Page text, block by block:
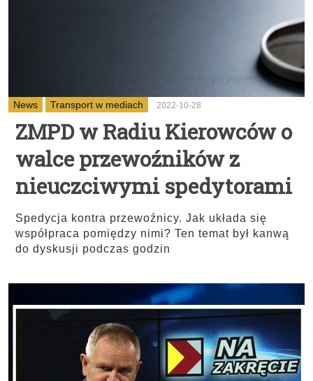
News Transport w mediach 2022-10-28
ZMPD w Radiu Kierowców o
walce przewoźników z
nieuczciwymi spedytorami
Spedycja kontra przewoźnicy. Jak układa się
współpraca pomiędzy nimi? Ten temat był kanwą
do dyskusji podczas godzin